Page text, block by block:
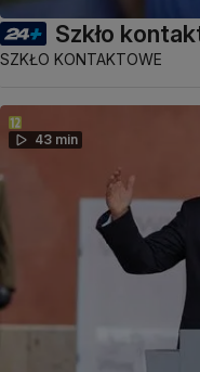
Szkło
SZKŁO KONTAKTOWE
43 min